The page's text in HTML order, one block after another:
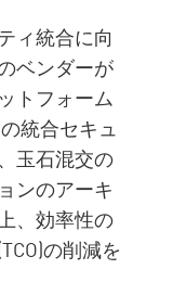
ィ統合に向
ベンダーが
トフォーム
統合セキュ
玉石混交の
ンのアーキ
、効率性の
の削減を